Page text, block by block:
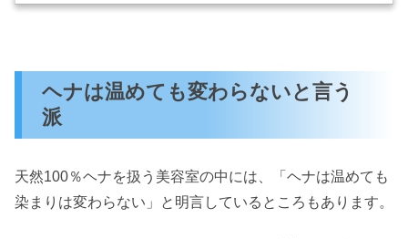
ヘナは温めても変わらないと言う
派
天然100％ヘナを扱う美容室の中には、「ヘナは温めても
染まりは変わらない」と明言しているところもあります。